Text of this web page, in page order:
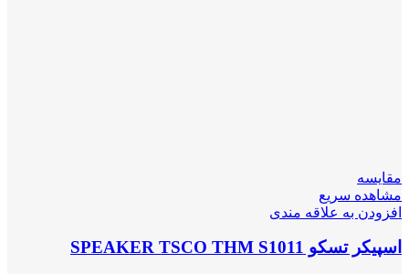
مقایسه
مشاهده سریع
افزودن به علاقه مندی
اسپیکر تسکو SPEAKER TSCO THM S1011